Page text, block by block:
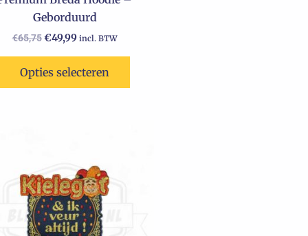
Geborduurd
€65,75 €49,99 incl. BTW
Opties selecteren
productpagina